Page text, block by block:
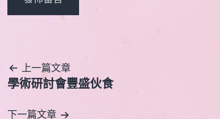
文
章
上一篇文章
學術研討會豐盛伙食
下一篇文章